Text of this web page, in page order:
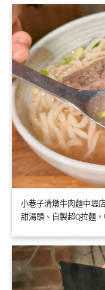
小巷子清燉牛肉麵中壢
甜湯頭、自製超Q拉麵